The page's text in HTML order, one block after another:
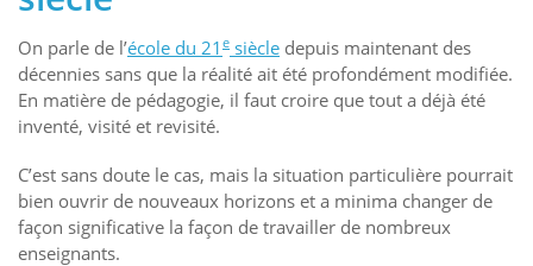
On parle de l’école du 21 e siècle depuis maintenant des
décennies sans que la réalité ait été profondément modifiée.
En matière de pédagogie, il faut croire que tout a déjà été
inventé, visité et revisité.
C’est sans doute le cas, mais la situation particulière pourrait
bien ouvrir de nouveaux horizons et a minima changer de
façon significative la façon de travailler de nombreux
enseignants.